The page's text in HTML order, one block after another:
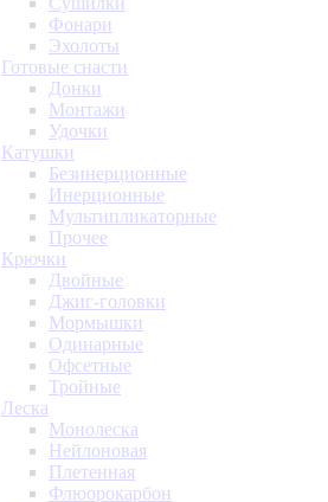
Фонари
Эхолоты
Готовые снасти
Донки
Монтажи
Удочки
Катушки
Безинерционные
Инерционные
Мультипликаторные
Прочее
Крючки
Двойные
Джиг-головки
Мормышки
Одинарные
Офсетные
Тройные
Леска
Монолеска
Нейлоновая
Плетенная
Флюорокарбон